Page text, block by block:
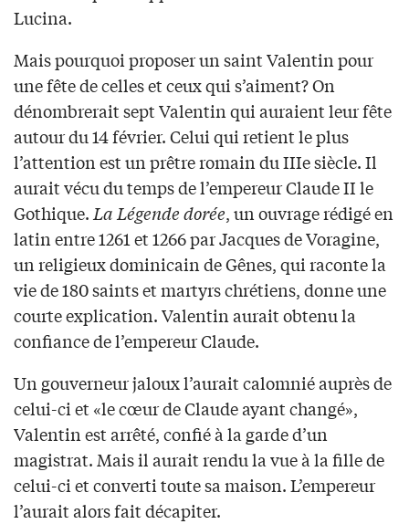
Lucina.
Mais pourquoi proposer un saint Valentin pour
une fête de celles et ceux qui s’aiment? On
dénombrerait sept Valentin qui auraient leur fête
autour du 14 février. Celui qui retient le plus
l’attention est un prêtre romain du IIIe siècle. Il
aurait vécu du temps de l’empereur Claude II le
Gothique.La Légende dorée, un ouvrage rédigé en
latin entre 1261 et 1266 par Jacques de Voragine,
un religieux dominicain de Gênes, qui raconte la
vie de 180 saints et martyrs chrétiens, donne une
courte explication. Valentin aurait obtenu la
confiance de l’empereur Claude.
Un gouverneur jaloux l’aurait calomnié auprès de
celui-ci et «le cœur de Claude ayant changé»,
Valentin est arrêté, confié à la garde d’un
magistrat. Mais il aurait rendu la vue à la fille de
celui-ci et converti toute sa maison. L’empereur
l’aurait alors fait décapiter.